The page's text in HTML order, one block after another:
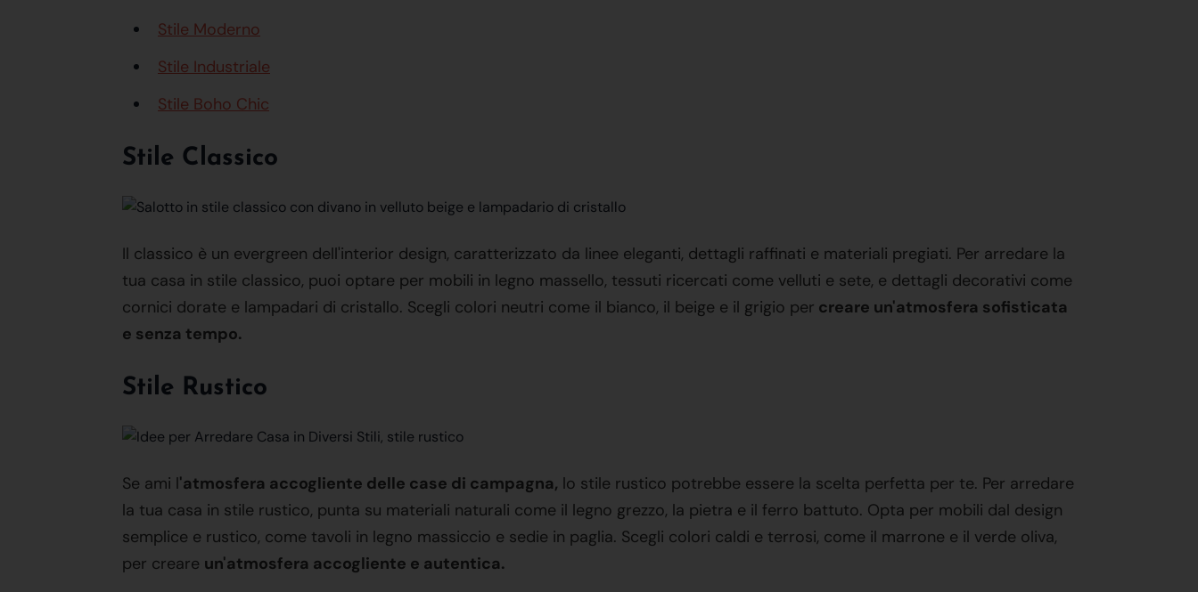
Stile Moderno
Stile Industriale
Stile Boho Chic
Stile Classico
Il classico è un evergreen dell'interior design, caratterizzato da linee eleganti, dettagli raffinati e materiali pregiati. Per arredare la
tua casa in stile classico, puoi optare per mobili in legno massello, tessuti ricercati come velluti e sete, e dettagli decorativi come
cornici dorate e lampadari di cristallo. Scegli colori neutri come il bianco, il beige e il grigio per creare un'atmosfera sofisticata
e senza tempo.
Stile Rustico
Se ami l'atmosfera accogliente delle case di campagna, lo stile rustico potrebbe essere la scelta perfetta per te. Per arredare
la tua casa in stile rustico, punta su materiali naturali come il legno grezzo, la pietra e il ferro battuto. Opta per mobili dal design
semplice e rustico, come tavoli in legno massiccio e sedie in paglia. Scegli colori caldi e terrosi, come il marrone e il verde oliva,
per creare un'atmosfera accogliente e autentica.